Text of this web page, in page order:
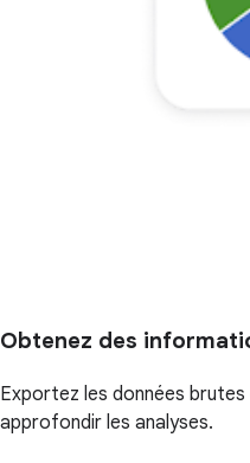
Obtenez des
Exportez les données brutes
approfondir les analyses.